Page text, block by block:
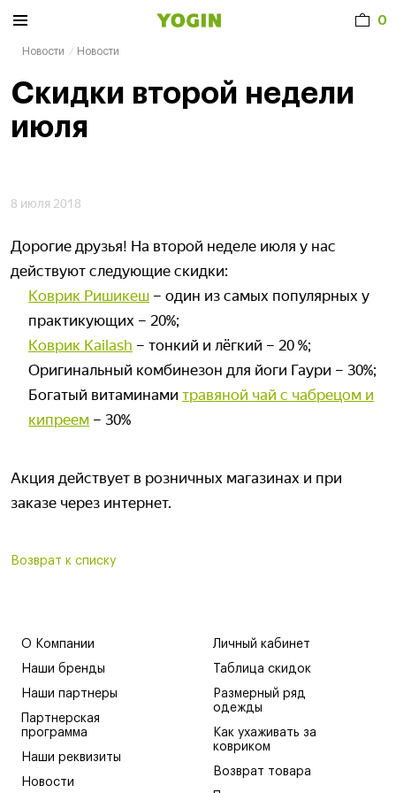
0
Новости Новости
Скидки второй недели
июля
8 июля 2018
Дорогие друзья! На второй неделе июля у нас
действуют следующие скидки:
Коврик Ришикеш – один из самых популярных у
практикующих – 20%;
Коврик Kailash – тонкий и лёгкий – 20 %;
Оригинальный комбинезон для йоги Гаури – 30%;
Богатый витаминами травяной чай с чабрецом и
кипреем – 30%
Акция действует в розничных магазинах и при
заказе через интернет.
Возврат к списку
О Компании
Наши бренды
Наши партнеры
Партнерская
программа
Наши реквизиты
Новости
Личный кабинет
Таблица скидок
Размерный ряд
одежды
Как ухаживать за
ковриком
Возврат товара